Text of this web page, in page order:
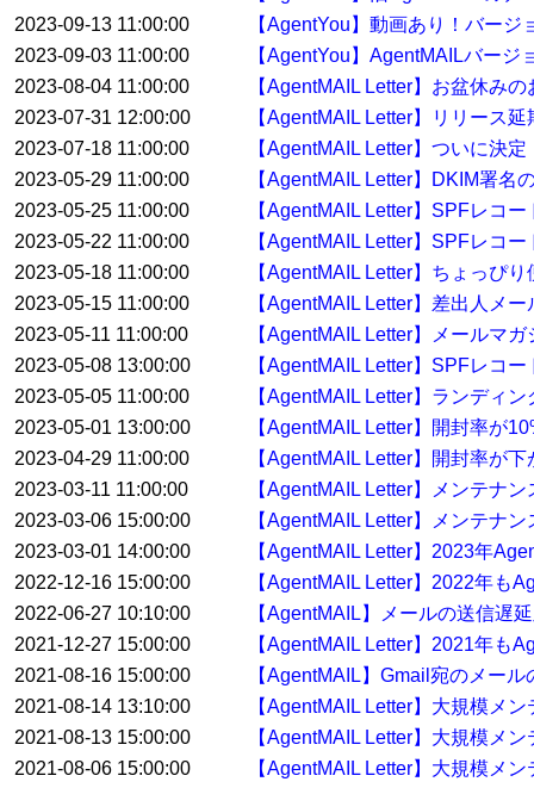
2023-09-13 11:00:00
【AgentYou】動画あり！バー
2023-09-03 11:00:00
【AgentYou】AgentMAILバー
2023-08-04 11:00:00
【AgentMAIL Letter】お盆休み
2023-07-31 12:00:00
【AgentMAIL Letter】リリース
2023-07-18 11:00:00
【AgentMAIL Letter】ついに決
2023-05-29 11:00:00
【AgentMAIL Letter】DKIM署
2023-05-25 11:00:00
【AgentMAIL Letter】SPFレコ
2023-05-22 11:00:00
【AgentMAIL Letter】SPFレコ
2023-05-18 11:00:00
【AgentMAIL Letter】ちょっぴ
2023-05-15 11:00:00
【AgentMAIL Letter】差出人メ
2023-05-11 11:00:00
【AgentMAIL Letter】メールマ
2023-05-08 13:00:00
【AgentMAIL Letter】SPFレコ
2023-05-05 11:00:00
【AgentMAIL Letter】ランディ
2023-05-01 13:00:00
【AgentMAIL Letter】開封率が
2023-04-29 11:00:00
【AgentMAIL Letter】開封率が
2023-03-11 11:00:00
【AgentMAIL Letter】メンテナ
2023-03-06 15:00:00
【AgentMAIL Letter】メンテナ
2023-03-01 14:00:00
【AgentMAIL Letter】2023年
2022-12-16 15:00:00
【AgentMAIL Letter】2022年も
2022-06-27 10:10:00
【AgentMAIL】メールの送信遅
2021-12-27 15:00:00
【AgentMAIL Letter】2021年も
2021-08-16 15:00:00
【AgentMAIL】Gmail宛のメー
2021-08-14 13:10:00
【AgentMAIL Letter】大規模メ
2021-08-13 15:00:00
【AgentMAIL Letter】大規模メ
2021-08-06 15:00:00
【AgentMAIL Letter】大規模メ